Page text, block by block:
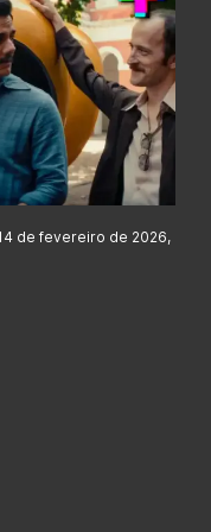
de fevereiro de 2026,